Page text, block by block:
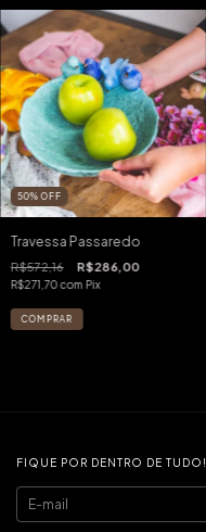
50%OFF
Travessa Passaredo
R$572,16 R$286,00
R$271,70com Pix
FIQUE POR DENTRO DE TUDO!